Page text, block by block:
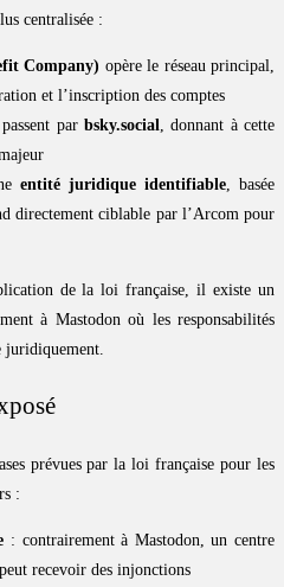
centralisée :
Company) opère le réseau principal,
et l’inscription des comptes
par bsky.social
, donnant à cette
entité juridique identifiable , basée
directement ciblable par l’Arcom pour
de la loi française, il existe un
à Mastodon où les responsabilités
juridiquement.
prévues par la loi française pour les
:
: contrairement à Mastodon, un centre
recevoir des injonctions